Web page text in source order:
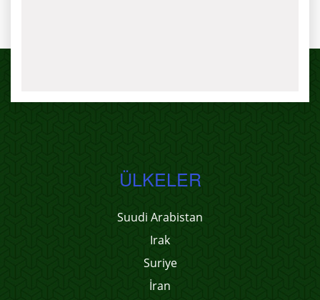
ÜLKELER
Suudi Arabistan
Irak
Suriye
İran